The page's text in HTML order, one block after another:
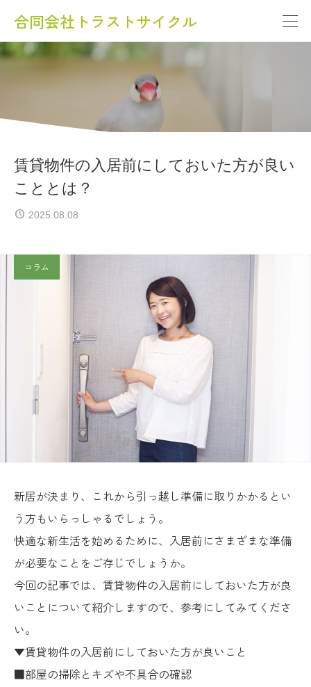
合同会社トラストサイクル
賃貸物件の入居前にしておいた方が良い
こととは？
2025.08.08
コラム
新居が決まり、これから引っ越し準備に取りかかるとい
う方もいらっしゃるでしょう。
快適な新生活を始めるために、入居前にさまざまな準備
が必要なことをご存じでしょうか。
今回の記事では、賃貸物件の入居前にしておいた方が良
いことについて紹介しますので、参考にしてみてくださ
い。
▼賃貸物件の入居前にしておいた方が良いこと
■部屋の掃除とキズや不具合の確認